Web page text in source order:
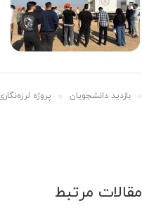
بازدید دانشجویان پروژه
مقالات مرتبط